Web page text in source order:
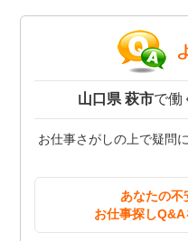
山口県 萩市で働
お仕事さがしの上で疑問
あなたの不
お仕事探しQ&A